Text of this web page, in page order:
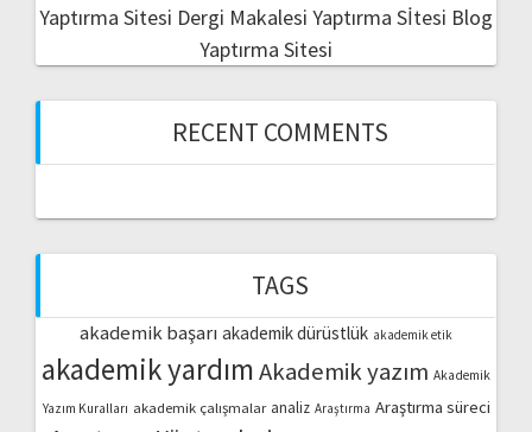
Yaptırma Sitesi Dergi Makalesi Yaptırma Sİtesi Blog
Yaptırma Sitesi
RECENT COMMENTS
TAGS
akademik başarı akademik dürüstlük akademik etik
akademik yardımAkademik yazım Akademik
Yazım Kuralları akademik çalışmalar analiz Araştırma Araştırma süreci